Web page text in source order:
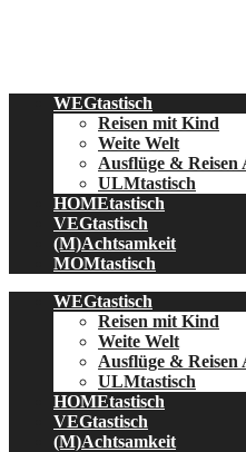
WEGtastisch
Reisen mit Kind
Weite Welt
Ausflüge & Reisen
ULMtastisch
HOMEtastisch
VEGtastisch
(M)Achtsamkeit
MOMtastisch
WEGtastisch
Reisen mit Kind
Weite Welt
Ausflüge & Reisen
ULMtastisch
HOMEtastisch
VEGtastisch
(M)Achtsamkeit